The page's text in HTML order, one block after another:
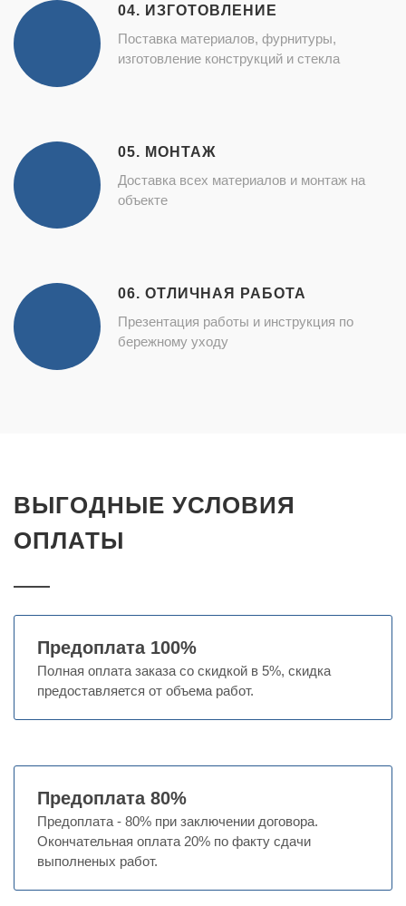
04. ИЗГОТОВЛЕНИЕ
Поставка материалов, фурнитуры,
изготовление конструкций и стекла
05. МОНТАЖ
Доставка всех материалов и монтаж на
объекте
06. ОТЛИЧНАЯ РАБОТА
Презентация работы и инструкция по
бережному уходу
ВЫГОДНЫЕ УСЛОВИЯ
ОПЛАТЫ
Предоплата 100%
Полная оплата заказа со скидкой в 5%, скидка
предоставляется от объема работ.
Предоплата 80%
Предоплата - 80% при заключении договора.
Окончательная оплата 20% по факту сдачи
выполненых работ.